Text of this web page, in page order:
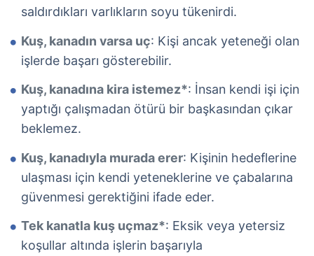
saldırdıkları varlıkların soyu tükenirdi.
Kuş, kanadın varsa uç: Kişi ancak yeteneği olan
işlerde başarı gösterebilir.
Kuş, kanadına kira istemez*: İnsan kendi işi için
yaptığı çalışmadan ötürü bir başkasından çıkar
beklemez.
Kuş, kanadıyla murada erer: Kişinin hedeflerine
ulaşması için kendi yeteneklerine ve çabalarına
güvenmesi gerektiğini ifade eder.
Tek kanatla kuş uçmaz*: Eksik veya yetersiz
koşullar altında işlerin başarıyla